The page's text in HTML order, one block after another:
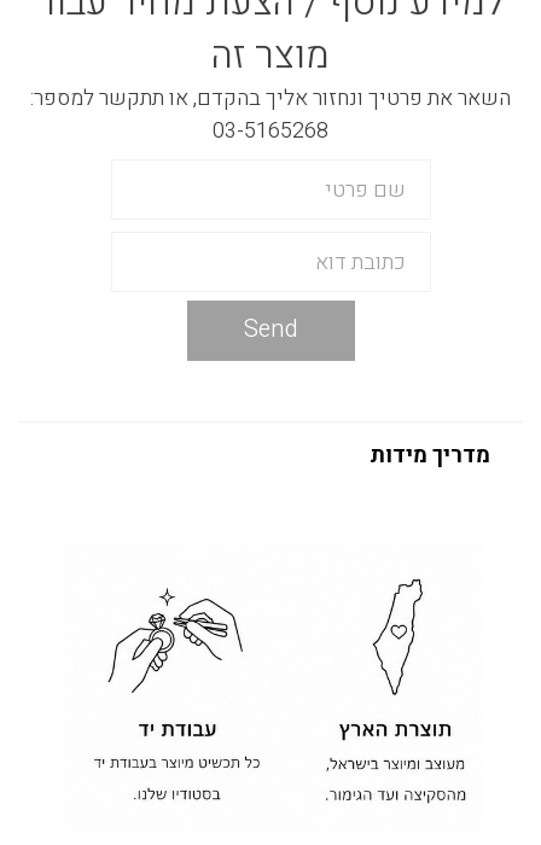
מוצר זה
השאר את פרטיך ונחזור אליך בהקדם, או תתקשר למספר:
03-5165268
Send
מדריך מידות